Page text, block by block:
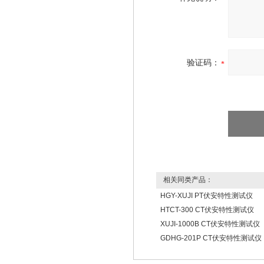
验证码：
相关同类产品：
HGY-XUJI PT伏安特性测试仪
HTCT-300 CT伏安特性测试仪
XUJI-1000B CT伏安特性测试仪
GDHG-201P CT伏安特性测试仪